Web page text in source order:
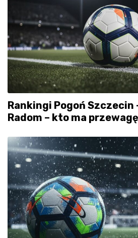
Rankingi Pogoń Szczecin
Radom – kto ma